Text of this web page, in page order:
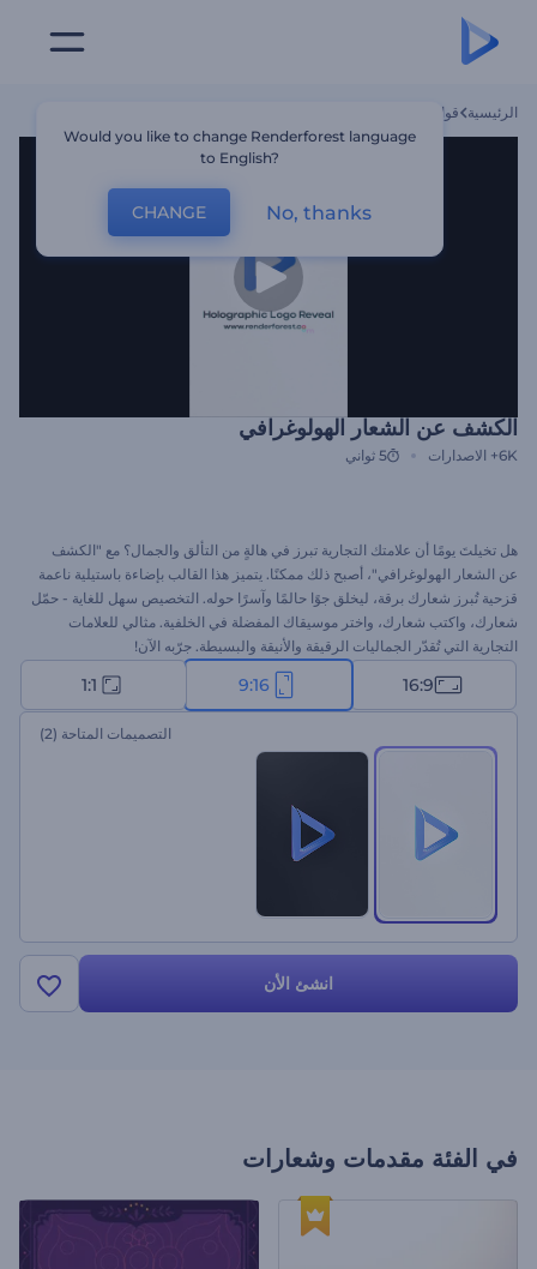
الرئيسية قوالب
الكشف عن الشعار الهولوغرافي
6K+ الاصدارات 5 ثواني
هل تخيلتَ يومًا أن علامتك التجارية تبرز في هالةٍ من التألق والجمال؟ مع "الكشف
عن الشعار الهولوغرافي"، أصبح ذلك ممكنًا. يتميز هذا القالب بإضاءة باستيلية ناعمة
قزحية تُبرز شعارك برقة، ليخلق جوًا حالمًا وآسرًا حوله. التخصيص سهل للغاية - حمّل
شعارك، واكتب شعارك، واختر موسيقاك المفضلة في الخلفية. مثالي للعلامات
التجارية التي تُقدّر الجماليات الرقيقة والأنيقة والبسيطة. جرّبه الآن!
16:9
9:16
1:1
التصميمات المتاحة (2)
انشئ الأن
في الفئة مقدمات وشعارات
Would you like to change Renderforest language
to English?
CHANGE No, thanks